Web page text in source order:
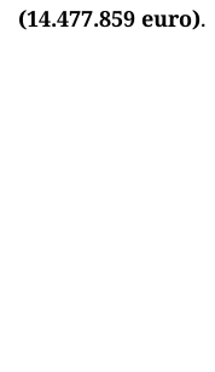
(14.477.859 euro).